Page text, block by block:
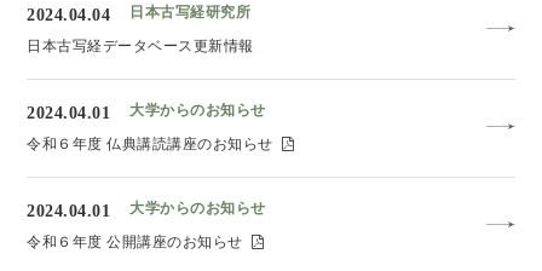
2024.04.04
日本古写経研究所
日本古写経データベース更新情報
2024.04.01
大学からのお知らせ
令和６年度 仏典講読講座のお知らせ
2024.04.01
大学からのお知らせ
令和６年度 公開講座のお知らせ